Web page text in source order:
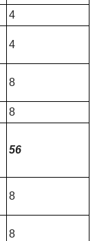
4
4
8
8
56
8
8